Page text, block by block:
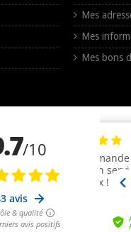
Mes
Mes
Mes bons